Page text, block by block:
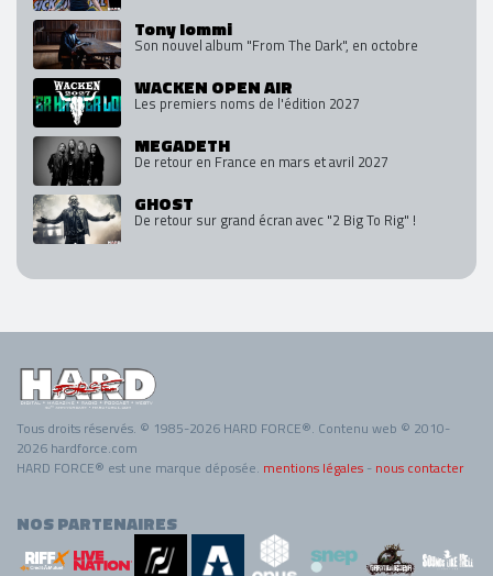
Tony Iommi
Son nouvel album "From The Dark", en octobre
WACKEN OPEN AIR
Les premiers noms de l'édition 2027
MEGADETH
De retour en France en mars et avril 2027
GHOST
De retour sur grand écran avec "2 Big To Rig" !
Tous droits réservés. © 1985-2026 HARD FORCE®. Contenu web © 2010-
2026 hardforce.com
HARD FORCE® est une marque déposée. mentions légales - nous contacter
NOS PARTENAIRES